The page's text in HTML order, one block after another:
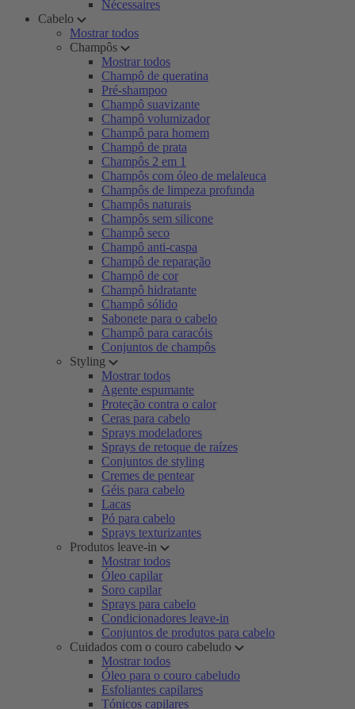
Nécessaires
Cabelo
Mostrar todos
Champôs
Mostrar todos
Champô de queratina
Pré-shampoo
Champô suavizante
Champô volumizador
Champô para homem
Champô de prata
Champôs 2 em 1
Champôs com óleo de melaleuca
Champôs de limpeza profunda
Champôs naturais
Champôs sem silicone
Champô seco
Champô anti-caspa
Champô de reparação
Champô de cor
Champô hidratante
Champô sólido
Sabonete para o cabelo
Champô para caracóis
Conjuntos de champôs
Styling
Mostrar todos
Agente espumante
Proteção contra o calor
Ceras para cabelo
Sprays modeladores
Sprays de retoque de raízes
Conjuntos de styling
Cremes de pentear
Géis para cabelo
Lacas
Pó para cabelo
Sprays texturizantes
Produtos leave-in
Mostrar todos
Óleo capilar
Soro capilar
Sprays para cabelo
Condicionadores leave-in
Conjuntos de produtos para cabelo
Cuidados com o couro cabeludo
Mostrar todos
Óleo para o couro cabeludo
Esfoliantes capilares
Tónicos capilares